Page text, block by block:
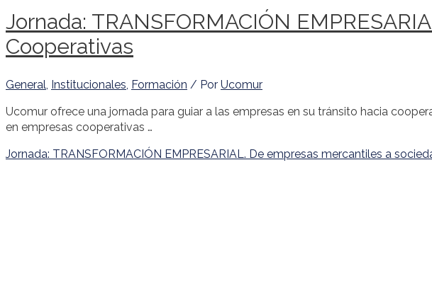
Jornada: TRANSFORMACIÓN
Cooperativas
General Institucionales Formación / Por Ucomur
Ucomur ofrece una jornada para guiar a las empresas en su tránsito hacia
en empresas cooperativas …
Jornada: TRANSFORMACIÓN EMPRESARIAL. De empresas mercantiles a